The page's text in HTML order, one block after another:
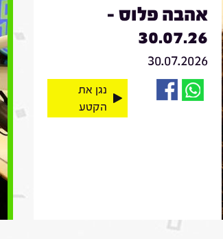
אהבה פלוס -
30.07.26
30.07.2026
נגן את
הקטע